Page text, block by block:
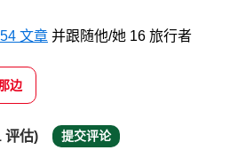
文章 并跟随他/她 16 旅行者
边
评估) 提交评论